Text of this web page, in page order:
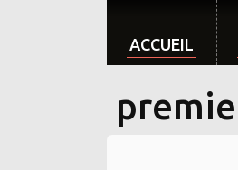
ACCUEIL